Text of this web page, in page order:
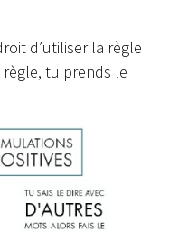
d’utiliser la règle
règle, tu prends le